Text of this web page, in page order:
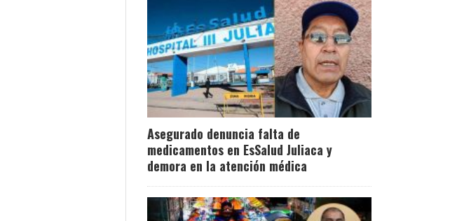
Asegurado denuncia falta de
medicamentos en EsSalud Juliaca y
demora en la atención médica